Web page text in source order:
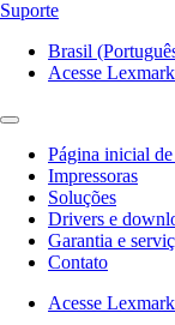
Suporte
Brasil
Acesse
Página inicial
Impressoras
Soluções
Drivers e
Garantia e
Contato
Acesse